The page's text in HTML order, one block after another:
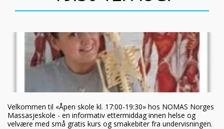
Velkommen til «Åpen skole kl. 17:00-19:30» hos NOMAS Norges
Massasjeskole - en informativ ettermiddag innen helse og
velvære med små gratis kurs og smakebiter fra undervisningen.